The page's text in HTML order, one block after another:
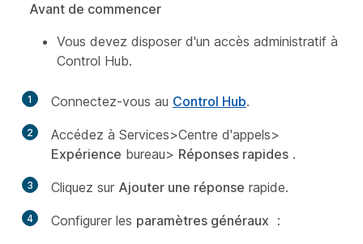
Avant de commencer
Vous devez disposer d'un accès administratif à
Control Hub.
1 Connectez-vous au Control Hub.
2
Accédez à Services>Centre d'appels>
Expérience bureau> Réponses rapides .
3 Cliquez sur Ajouter une réponse rapide.
4 Configurer les paramètres généraux :